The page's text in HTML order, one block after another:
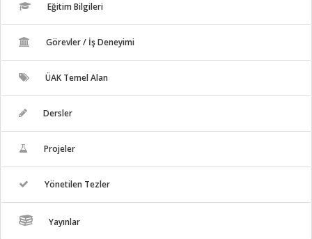
Eğitim Bilgileri
Görevler / İş Deneyimi
ÜAK Temel Alan
Dersler
Projeler
Yönetilen Tezler
Yayınlar